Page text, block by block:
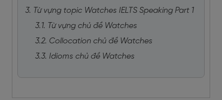
3. Từ vựng topic Watches IELTS Speaking Part 1
3.1. Từ vựng chủ đề Watches
3.2. Collocation chủ đề Watches
3.3. Idioms chủ đề Watches